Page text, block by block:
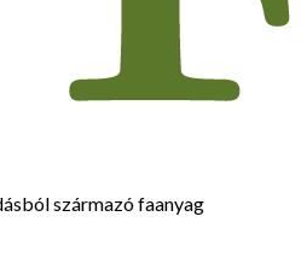
származó faanyag